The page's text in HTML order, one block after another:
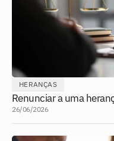
HERANÇAS
Renunciar a uma
como fazer?
26/06/2026